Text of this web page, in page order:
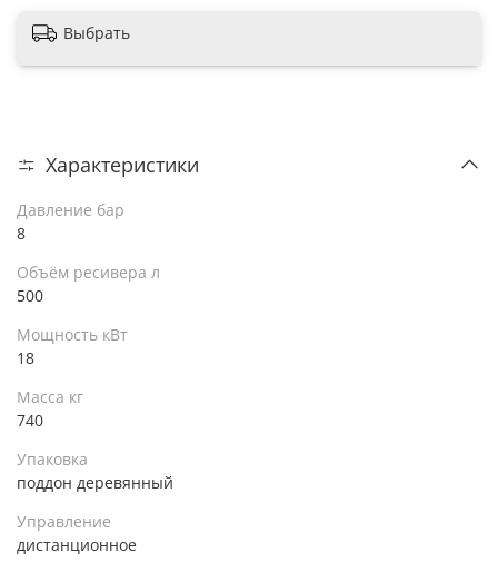
Выбрать
Характеристики
Давление бар
8
Объём ресивера л
500
Мощность кВт
18
Масса кг
740
Упаковка
поддон деревянный
Управление
дистанционное